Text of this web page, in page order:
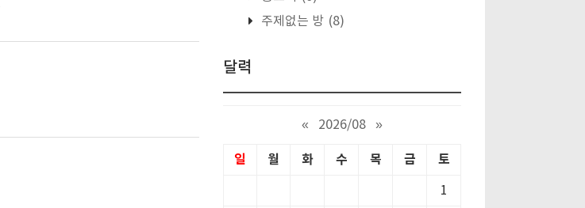
주제없는 방 (8)
달력
« 2026/08 »
일 월 화 수 목 금 토
1